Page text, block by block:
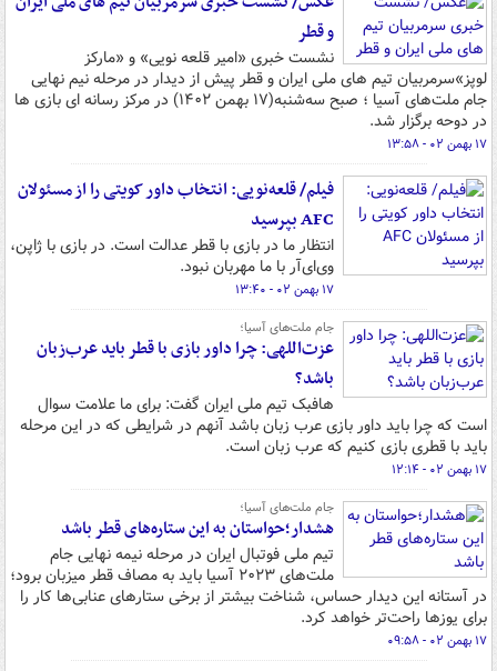
و قطر
نشست خبری «امیر قلعه نویی» و «مارکز
لوپز»سرمربیان تیم های ملی ایران و قطر پیش از دیدار در مرحله نیم نهایی
جام ملت‌های آسیا ؛ صبح سه‌شنبه(۱۷ بهمن ۱۴۰۲) در مرکز رسانه ای بازی ها
در دوحه برگزار شد.
۱۷ بهمن ۰۲ - ۱۳:۵۸
فیلم/ قلعه‌نویی: انتخاب داور کویتی را از مسئولان
AFC بپرسید
انتظار ما در بازی با قطر عدالت است. در بازی با ژاپن،
وی‌ای‌آر با ما مهربان نبود.
۱۷ بهمن ۰۲ - ۱۳:۴۰
جام ملت‌های آسیا؛
عزت‌اللهی: چرا داور بازی با قطر باید عرب‌زبان
باشد؟
هافبک تیم ملی ایران گفت:‌ برای ما علامت سوال
است که چرا باید داور بازی عرب زبان باشد آنهم در شرایطی که در این مرحله
باید با قطری بازی کنیم که عرب زبان است.
۱۷ بهمن ۰۲ - ۱۲:۱۴
جام ملت‌های آسیا؛
هشدار؛حواستان به این ستاره‌های قطر باشد
تیم ملی فوتبال ایران در مرحله نیمه نهایی جام
ملت‌های ۲۰۲۳ آسیا باید به مصاف قطر میزبان برود؛
در آستانه این دیدار حساس، شناخت بیشتر از برخی ستارهای عنابی‌ها کار را
برای یوزها راحت‌تر خواهد کرد.
۱۷ بهمن ۰۲ - ۰۹:۵۸